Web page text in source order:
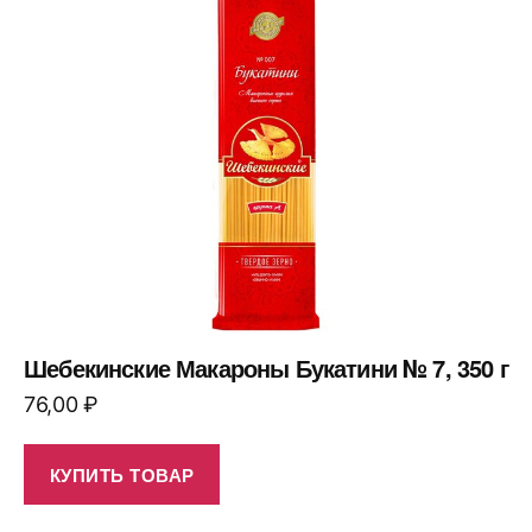
Шебекинские Макароны Букатини № 7, 350 г
76,00₽
КУПИТЬ ТОВАР